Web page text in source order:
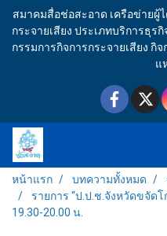
สมาคมสื่อช่อสะอาด เครือข่ายผู้
กระจายเสียง ประเภทบริการธุ
กรรมการกิจการกระจายเสียง
แ
หน้าแรก บทความทั้งหมด
รายการ “ป.ป.ช.จังหวัดขจัดโ
19.30-20.00 น.